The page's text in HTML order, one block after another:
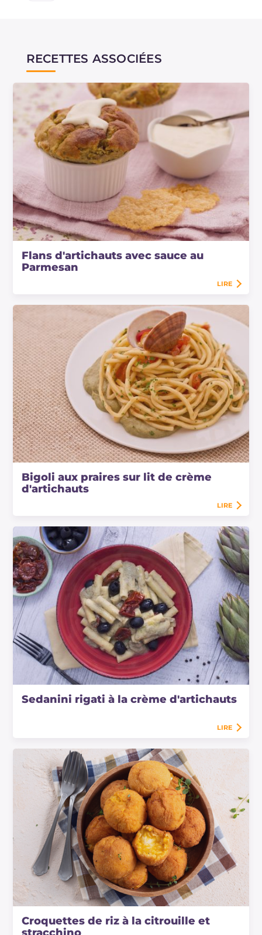
RECETTES ASSOCIÉES
Flans d'artichauts avec sauce au
Parmesan
LIRE
Bigoli aux praires sur lit de crème
d'artichauts
LIRE
Sedanini rigati à la crème d'artichauts
LIRE
Croquettes de riz à la citrouille et